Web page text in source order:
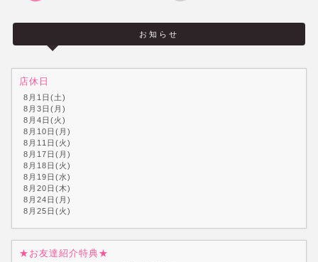
お知らせ
店休日
8月1日(土)
8月3日(月)
8月4日(火)
8月10日(月)
8月11日(火)
8月17日(月)
8月18日(火)
8月19日(水)
8月20日(木)
8月24日(月)
8月25日(火)
★お友達紹介特典★